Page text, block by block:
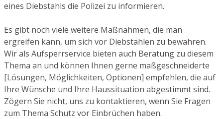
eines Diebstahls die Polizei zu informieren.
Es gibt noch viele weitere Maßnahmen, die man
ergreifen kann, um sich vor Diebstählen zu bewahren.
Wir als Aufsperrservice bieten auch Beratung zu diesem
Thema an und können Ihnen gerne maßgeschneiderte
[Lösungen, Möglichkeiten, Optionen] empfehlen, die auf
Ihre Wünsche und Ihre Haussituation abgestimmt sind.
Zögern Sie nicht, uns zu kontaktieren, wenn Sie Fragen
zum Thema Schutz vor Einbrüchen haben.